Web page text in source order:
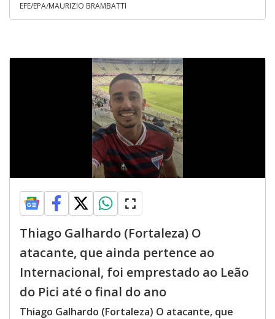
EFE/EPA/MAURIZIO BRAMBATTI
Thiago Galhardo (Fortaleza) O
atacante, que ainda pertence ao
Internacional, foi emprestado ao Leão
do Pici até o final do ano
Thiago Galhardo (Fortaleza) O atacante, que